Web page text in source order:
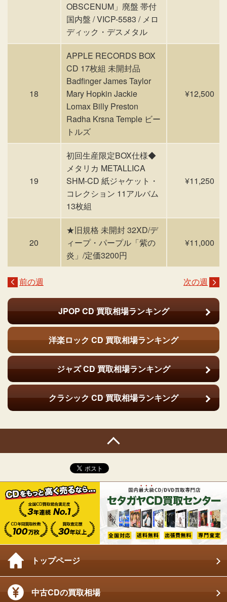
OBSCENUM」廃盤 帯付
国内盤 / VICP-5583 / メロ
ディック・デスメタル
18
APPLE RECORDS BOX
CD 17枚組 未開封品
Badfinger James Taylor
Mary Hopkin Jackie
Lomax Billy Preston
Radha Krsna Temple ビー
トルズ
¥12,500
19
初回生産限定BOX仕様◆
メタリカ METALLICA
SHM-CD 紙ジャケット・
コレクション 11アルバム
13枚組
¥11,250
20
★旧規格 未開封 32XD/デ
ィープ・パープル「紫の
炎」/定価3200円
¥11,000
前の週 次の週
JPOP CD買取相場ランキング
洋楽ロック CD 買取相場ランキング
ジャズ CD買取相場ランキング
クラシック CD買取相場ランキング
トップページ
中古CDの買取相場